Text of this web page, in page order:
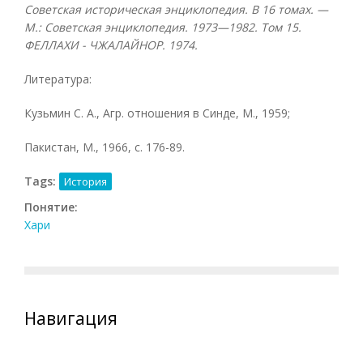
Советская историческая энциклопедия. В 16 томах. —
М.: Советская энциклопедия. 1973—1982. Том 15.
ФЕЛЛАХИ - ЧЖАЛАЙНОР. 1974.
Литература:
Кузьмин С. A., Агр. отношения в Синде, М., 1959;
Пакистан, М., 1966, с. 176-89.
Tags: История
Понятие:
Хари
Навигация